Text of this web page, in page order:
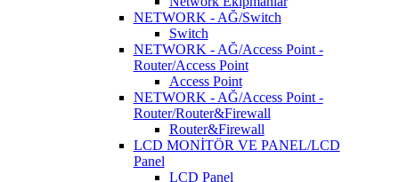
NETWORK - AĞ/Switch
Switch
NETWORK - AĞ/Access Point -
Router/Access Point
Access Point
NETWORK - AĞ/Access Point -
Router/Router&Firewall
Router&Firewall
LCD MONİTÖR VE PANEL/LCD
Panel
LCD Panel